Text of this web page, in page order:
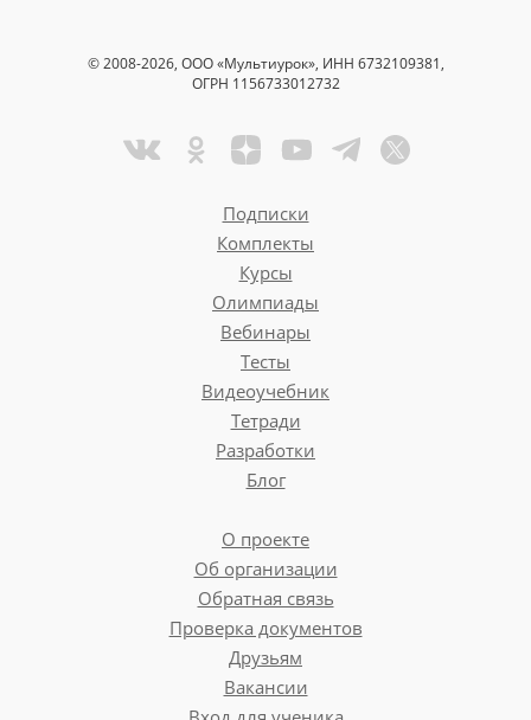
© 2008-2026, ООО «Мультиурок», ИНН 6732109381,
ОГРН 1156733012732
Подписки
Комплекты
Курсы
Олимпиады
Вебинары
Тесты
Видеоучебник
Тетради
Разработки
Блог
О проекте
Об организации
Обратная связь
Проверка документов
Друзьям
Вакансии